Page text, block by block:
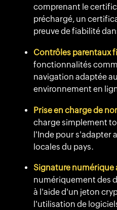
comprenant le
préchargé, un
preuve de fiabilité
Contrôles parentaux
fonctionnalités
navigation adaptée
environnement en
Prise en charge de
charge simplement
l'Inde pour s'adapter
locales du pays.
Signature numérique
numériquement des
à l'aide d'un jeton
l'utilisation de